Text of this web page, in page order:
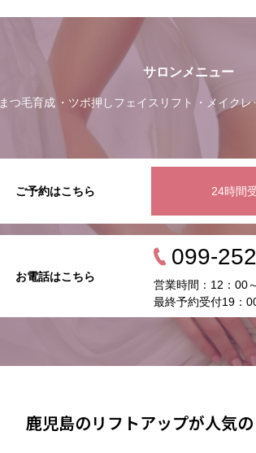
サロンメニュー
まつ毛育成 ツボ押しフェイスリフト メイクレ
ご予約はこちら 24時間
お電話はこちら
099-
営業時間：12：00
最終予約受付19：
鹿児島のリフトアップが人気